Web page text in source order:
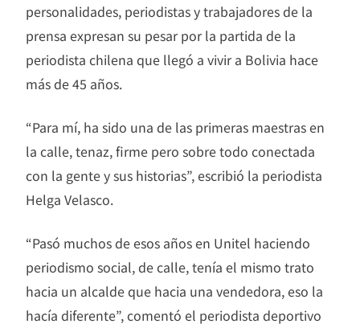
personalidades, periodistas y trabajadores de la
prensa expresan su pesar por la partida de la
periodista chilena que llegó a vivir a Bolivia hace
más de 45 años.
“Para mí, ha sido una de las primeras maestras en
la calle, tenaz, firme pero sobre todo conectada
con la gente y sus historias”, escribió la periodista
Helga Velasco.
“Pasó muchos de esos años en Unitel haciendo
periodismo social, de calle, tenía el mismo trato
hacia un alcalde que hacia una vendedora, eso la
hacía diferente”, comentó el periodista deportivo